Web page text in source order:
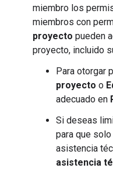
miembro los
miembros con
proyecto pueden
proyecto, incluido
Para otorgar
proyecto o
adecuado en
Si deseas
para que
asistencia
asistencia